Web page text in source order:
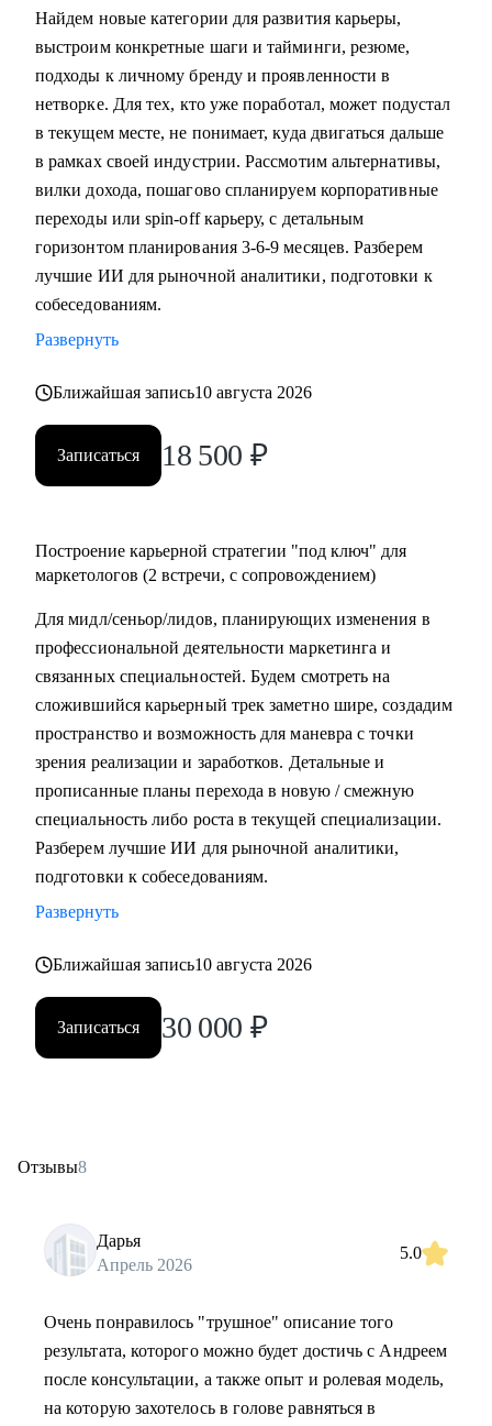
Найдем новые категории для развития карьеры,
выстроим конкретные шаги и тайминги, резюме,
подходы к личному бренду и проявленности в
нетворке. Для тех, кто уже поработал, может подустал
в текущем месте, не понимает, куда двигаться дальше
в рамках своей индустрии. Рассмотим альтернативы,
вилки дохода, пошагово спланируем корпоративные
переходы или spin-off карьеру, с детальным
горизонтом планирования 3-6-9 месяцев. Разберем
лучшие ИИ для рыночной аналитики, подготовки к
собеседованиям.
Развернуть
Ближайшая запись10 августа 2026
Записаться 18 500 ₽
Построение карьерной стратегии "под ключ" для
маркетологов (2 встречи, с сопровождением)
Для мидл/сеньор/лидов, планирующих изменения в
профессиональной деятельности маркетинга и
связанных специальностей. Будем смотреть на
сложившийся карьерный трек заметно шире, создадим
пространство и возможность для маневра с точки
зрения реализации и заработков. Детальные и
прописанные планы перехода в новую / смежную
специальность либо роста в текущей специализации.
Разберем лучшие ИИ для рыночной аналитики,
подготовки к собеседованиям.
Развернуть
Ближайшая запись10 августа 2026
Записаться 30 000 ₽
Отзывы8
Дарья
Апрель 2026
5.0
Очень понравилось "трушное" описание того
результата, которого можно будет достичь с Андреем
после консультации, а также опыт и ролевая модель,
на которую захотелось в голове равняться в